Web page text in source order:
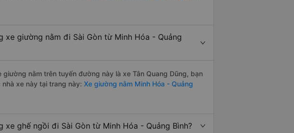
xe giường nằm đi Sài Gòn từ Minh Hóa - Quảng
nằm trên tuyến đường này là xe Tân Quang Dũng, bạn
xe này tại trang này: Xe giường nằm Minh Hóa - Quảng
xe ghế ngồi đi Sài Gòn từ Minh Hóa - Quảng Bình?